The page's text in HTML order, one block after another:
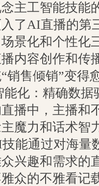
主工智能技能
了AI直播的第
景化和个性化
内容创作和传
销售倾销”变得
能化：精确数
播中，主播和
魔力和话术智
能通过对海量
兴趣和需求的
众的不雅看记